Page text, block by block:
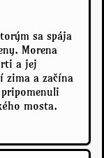
sa spája
Morena
a jej
zima a začína
mosta.